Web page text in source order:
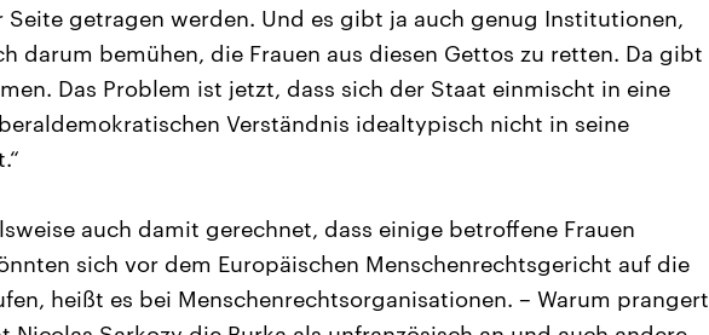
getragen werden. Und es gibt ja auch genug Institutionen,
darum bemühen, die Frauen aus diesen Gettos zu retten. Da gibt
Das Problem ist jetzt, dass sich der Staat einmischt in eine
Verständnis idealtypisch nicht in seine
auch damit gerechnet, dass einige betroffene Frauen
sich vor dem Europäischen Menschenrechtsgericht auf die
heißt es bei Menschenrechtsorganisationen. – Warum prangert